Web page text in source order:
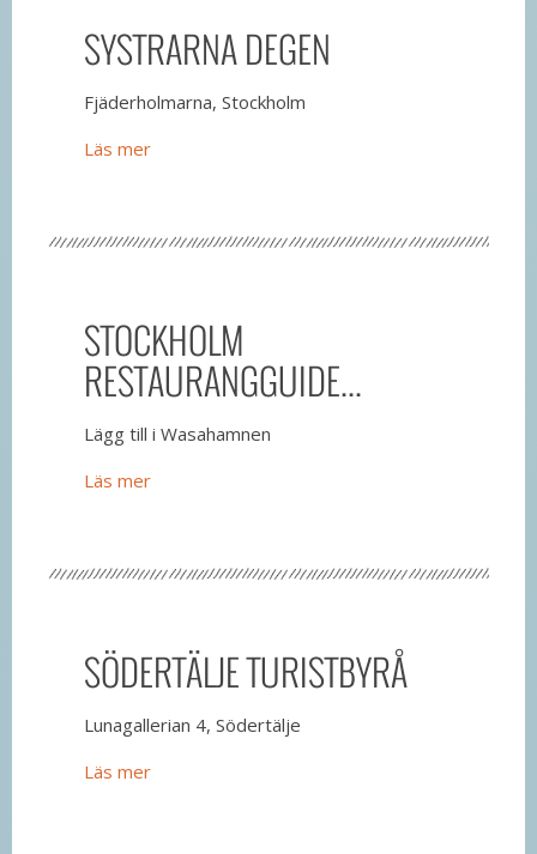
SYSTRARNA DEGEN
Fjäderholmarna, Stockholm
Läs mer
STOCKHOLM
RESTAURANGGUIDE...
Lägg till i Wasahamnen
Läs mer
SÖDERTÄLJE TURISTBYRÅ
Lunagallerian 4, Södertälje
Läs mer